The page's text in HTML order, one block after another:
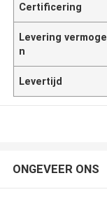
Certificering
Levering vermoge
n
Levertijd
ONGEVEER ONS